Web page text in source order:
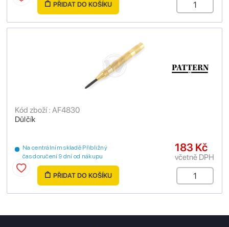
PŘIDAT DO KOŠÍKU
Důlčík
Kód zboží : AF4830
Na centrálním skladě Přibližný
čas doručení 9 dní od nákupu
183 Kč
včetně DPH
PŘIDAT DO KOŠÍKU